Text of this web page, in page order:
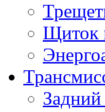
Щиток